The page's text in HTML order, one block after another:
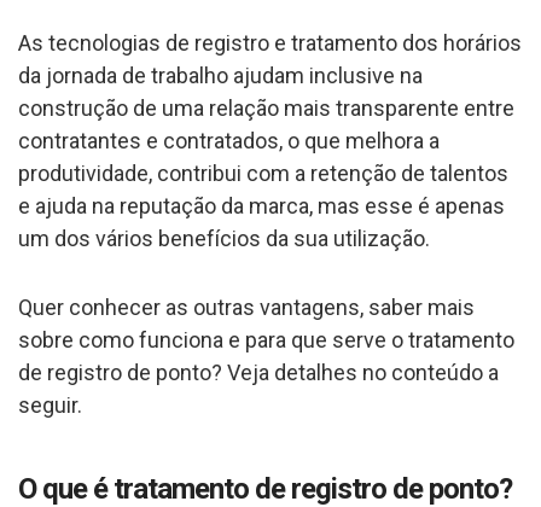
As tecnologias de registro e tratamento dos horários
da jornada de trabalho ajudam inclusive na
construção de uma relação mais transparente entre
contratantes e contratados, o que melhora a
produtividade, contribui com a retenção de talentos
e ajuda na reputação da marca, mas esse é apenas
um dos vários benefícios da sua utilização.
Quer conhecer as outras vantagens, saber mais
sobre como funciona e para que serve o tratamento
de registro de ponto? Veja detalhes no conteúdo a
seguir.
O que é tratamento de registro de ponto?